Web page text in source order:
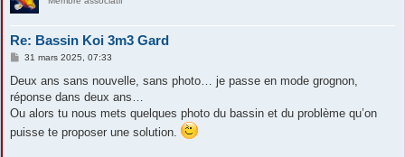
Re: Bassin Koi 3m3 Gard
M
s
a
g
31 mars 2025, 07:33
Deux ans sans nouvelle, sans photo… je passe en mode grognon,
réponse dans deux ans…
Ou alors tu nous mets quelques photo du bassin et du problème qu’on
puisse te proposer une solution.